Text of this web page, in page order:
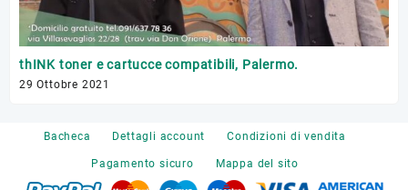
thINK toner e cartucce compatibili, Palermo.
29 Ottobre 2021
Bacheca Dettagli account Condizioni di vendita
Pagamento sicuro Mappa del sito